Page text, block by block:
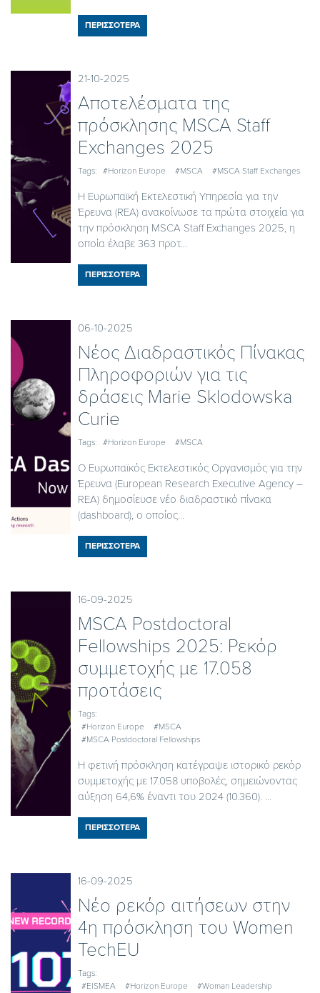
ΠΕΡΙΣΣΟΤΕΡΑ
21-10-2025
Αποτελέσματα της
πρόσκλησης MSCA Staff
Exchanges 2025
Tags: #Horizon Europe #MSCA #MSCA Staff Exchanges
Η Ευρωπαϊκή Εκτελεστική Υπηρεσία για την
Έρευνα (REA) ανακοίνωσε τα πρώτα στοιχεία για
την πρόσκληση MSCA Staff Exchanges 2025, η
οποία έλαβε 363 προτ...
ΠΕΡΙΣΣΟΤΕΡΑ
06-10-2025
Νέος Διαδραστικός Πίνακας
Πληροφοριών για τις
δράσεις Marie Sklodowska
Curie
Tags: #Horizon Europe #MSCA
Ο Ευρωπαϊκός Εκτελεστικός Οργανισμός για την
Έρευνα (European Research Executive Agency –
REA) δημοσίευσε νέο διαδραστικό πίνακα
(dashboard), ο οποίος...
ΠΕΡΙΣΣΟΤΕΡΑ
16-09-2025
MSCA Postdoctoral
Fellowships 2025: Ρεκόρ
συμμετοχής με 17.058
προτάσεις
Tags:
#Horizon Europe
#MSCA
#MSCA Postdoctoral Fellowships
Η φετινή πρόσκληση κατέγραψε ιστορικό ρεκόρ
συμμετοχής με 17.058 υποβολές, σημειώνοντας
αύξηση 64,6% έναντι του 2024 (10.360). ...
ΠΕΡΙΣΣΟΤΕΡΑ
16-09-2025
Νέο ρεκόρ αιτήσεων στην
4η πρόσκληση του Women
TechEU
Tags:
#EISMEA
#Horizon Europe
#Woman Leadership